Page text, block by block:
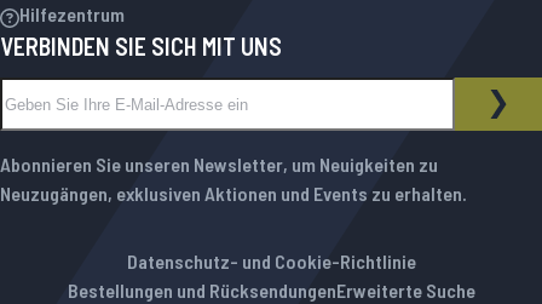
Hilfezentrum
VERBINDEN SIE SICH MIT UNS
NEWSLETTER
Abonnieren Sie unseren Newsletter, um Neuigkeiten zu
Neuzugängen, exklusiven Aktionen und Events zu erhalten.
Datenschutz- und Cookie-Richtlinie
Bestellungen und RücksendungenErweiterte Suche